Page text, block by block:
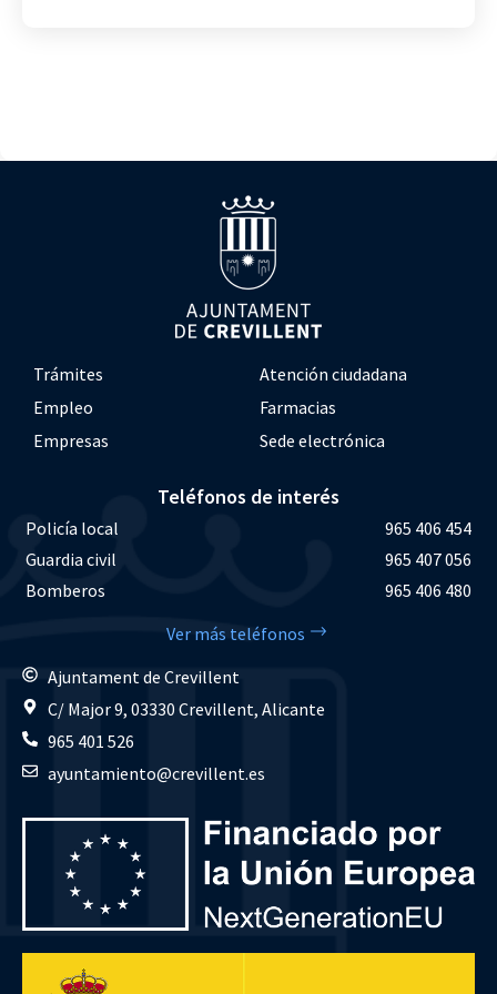
Trámites
Atención ciudadana
Empleo
Farmacias
Empresas
Sede electrónica
Teléfonos de interés
Policía local
965 406 454
Guardia civil
965 407 056
Bomberos
965 406 480
Ver más teléfonos
Ajuntament de Crevillent
C/ Major 9, 03330 Crevillent, Alicante
965 401 526
ayuntamiento@crevillent.es